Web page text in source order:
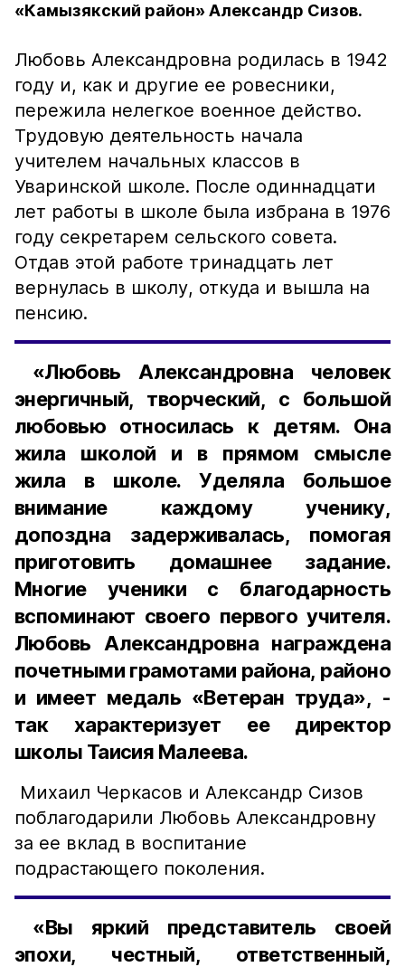
«Камызякский район» Александр Сизов.
Любовь Александровна родилась в 1942
году и, как и другие ее ровесники,
пережила нелегкое военное действо.
Трудовую деятельность начала
учителем начальных классов в
Уваринской школе. После одиннадцати
лет работы в школе была избрана в 1976
году секретарем сельского совета.
Отдав этой работе тринадцать лет
вернулась в школу, откуда и вышла на
пенсию.
«Любовь Александровна человек
энергичный, творческий, с большой
любовью относилась к детям. Она
жила школой и в прямом смысле
жила в школе. Уделяла большое
внимание каждому ученику,
допоздна задерживалась, помогая
приготовить домашнее задание.
Многие ученики с благодарность
вспоминают своего первого учителя.
Любовь Александровна награждена
почетными грамотами района, районо
и имеет медаль «Ветеран труда», -
так характеризует ее директор
школы Таисия Малеева.
Михаил Черкасов и Александр Сизов
поблагодарили Любовь Александровну
за ее вклад в воспитание
подрастающего поколения.
«Вы яркий представитель своей
эпохи, честный, ответственный,